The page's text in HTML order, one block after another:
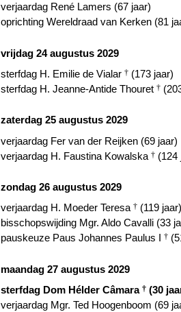
verjaardag René Lamers (67 jaar)
oprichting Wereldraad van Kerken (81
vrijdag 24 augustus 2029
sterfdag H. Emilie de Vialar † (173 jaar)
sterfdag H. Jeanne-Antide Thouret †
zaterdag 25 augustus 2029
verjaardag Fer van der Reijken (69 jaar)
verjaardag H. Faustina Kowalska † (124
zondag 26 augustus 2029
verjaardag H. Moeder Teresa † (119 jaar)
bisschopswijding Mgr. Aldo Cavalli (33
pauskeuze Paus Johannes Paulus I †
maandag 27 augustus 2029
sterfdag Dom Hélder Câmara † (30
verjaardag Mgr. Ted Hoogenboom (69